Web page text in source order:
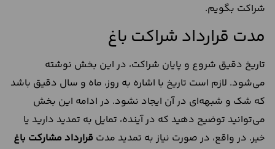
شراکت بگویم.
مدت قرارداد شراکت باغ
تاریخ دقیق شروع و پایان شراکت، در این بخش نوشته
می‌شود. لازم است تاریخ با اشاره به روز، ماه و سال دقیق باشد
که شک و شبهه‌ای در آن ایجاد نشود. در ادامه این بخش
می‌توانید توضیح دهید که در آینده، تمایل به تمدید دارید یا
خیر. در واقع، در صورت نیاز به تمدید مدت قرارداد مشارکت باغ